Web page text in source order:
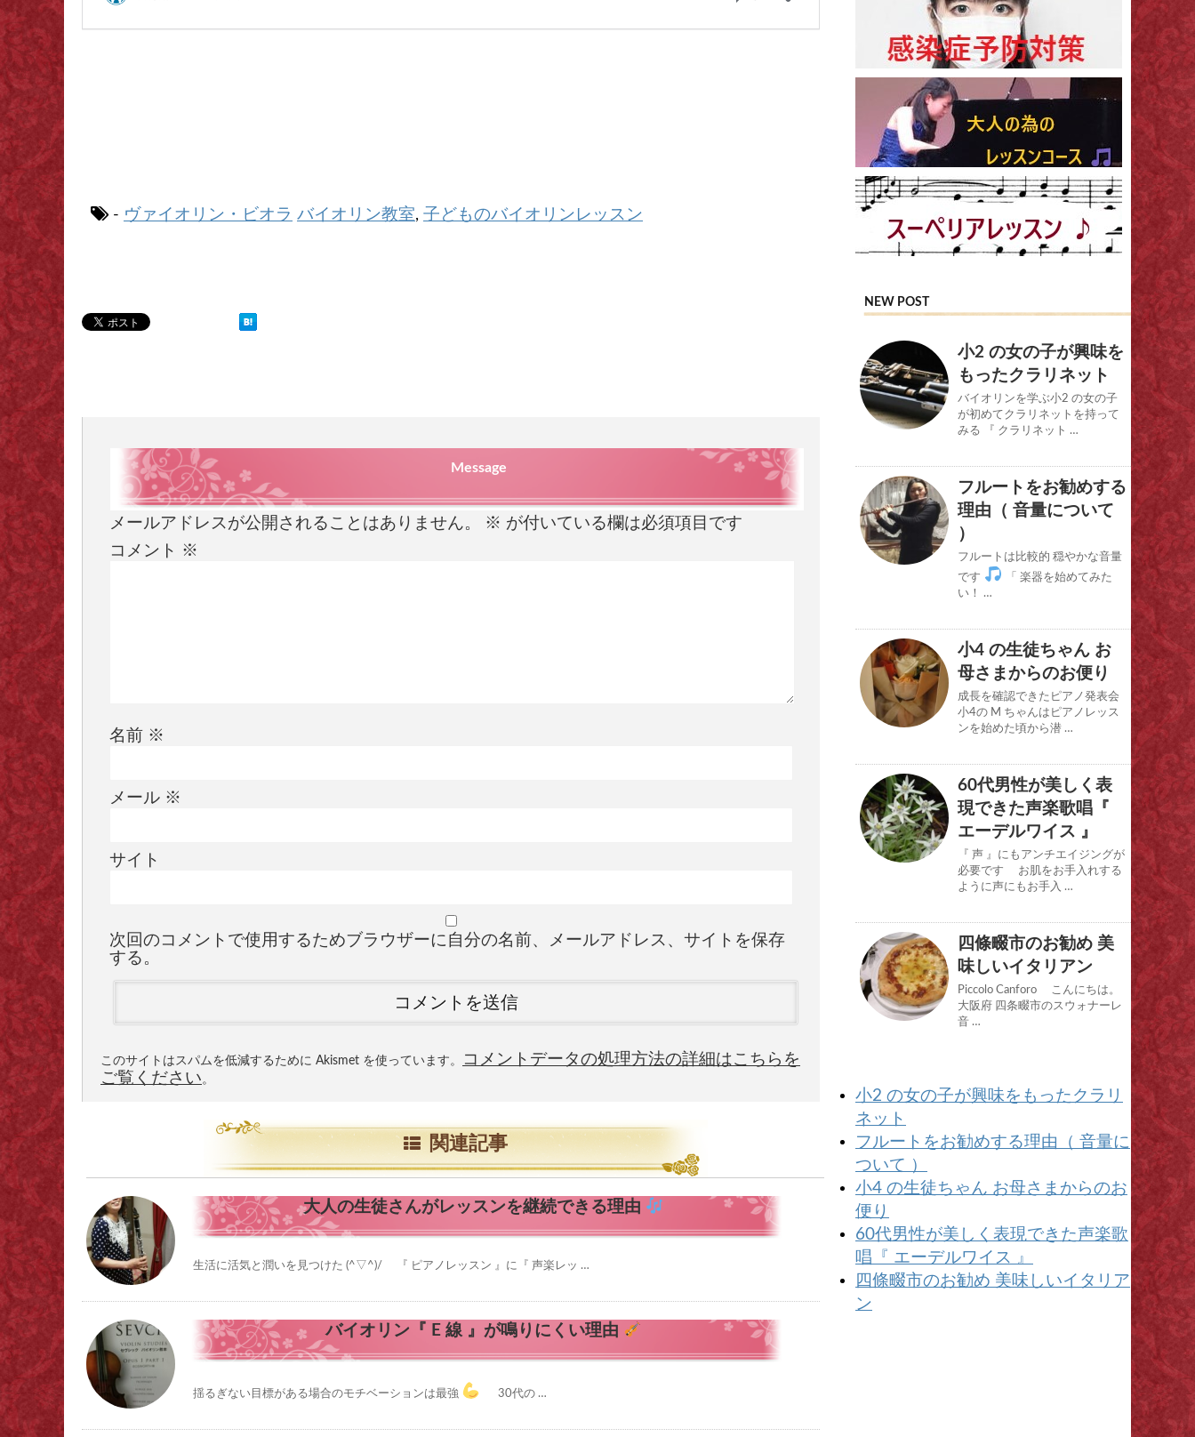
- ヴァイオリン・ビオラ バイオリン教室, 子どものバイオリンレッスン
Message
メールアドレスが公開されることはありません。 ※ が付いている欄は必須項目です
コメント ※
名前 ※
メール ※
サイト
次回のコメントで使用するためブラウザーに自分の名前、メールアドレス、サイトを保存
する。
このサイトはスパムを低減するために Akismet を使っています。
コメントデータの処理方法の詳細はこちらを
ご覧ください。
関連記事
大人の生徒さんがレッスンを継続できる理由
生活に活気と潤いを見つけた (^▽^)/ 『 ピアノレッスン 』に『 声楽レッ …
バイオリン『 E 線 』が鳴りにくい理由
揺るぎない目標がある場合のモチベーションは最強 30代の …
NEW POST
小2 の女の子が興味を
もったクラリネット
バイオリンを学ぶ小2 の女の子
が初めてクラリネットを持って
みる 『 クラリネット …
フルートをお勧めする
理由（ 音量について
）
フルートは比較的 穏やかな音量
です
「 楽器を始めてみた
い！ …
小4 の生徒ちゃん お
母さまからのお便り
成長を確認できたピアノ発表会
小4の M ちゃんはピアノレッス
ンを始めた頃から潜 …
60代男性が美しく表
現できた声楽歌唱『
エーデルワイス 』
『 声 』にもアンチエイジングが
必要です お肌をお手入れする
ように声にもお手入 …
四條畷市のお勧め 美
味しいイタリアン
Piccolo Canforo こんにちは。
大阪府 四条畷市のスウォナーレ
音 …
小2 の女の子が興味をもったクラリ
ネット
フルートをお勧めする理由（ 音量に
ついて ）
小4 の生徒ちゃん お母さまからのお
便り
60代男性が美しく表現できた声楽歌
唱『 エーデルワイス 』
四條畷市のお勧め 美味しいイタリア
ン